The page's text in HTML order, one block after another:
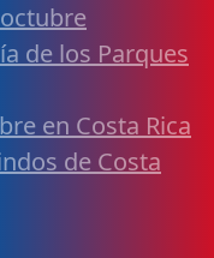
de los Parques
en Costa Rica
de Costa